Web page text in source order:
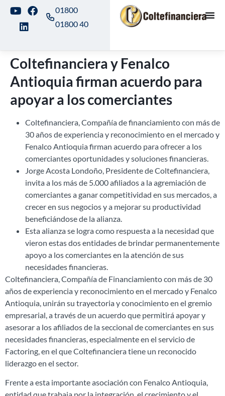
01800
01800 40
Coltefinanciera y Fenalco
Antioquia firman acuerdo para
apoyar a los comerciantes
Coltefinanciera, Compañía de financiamiento con más de
30 años de experiencia y reconocimiento en el mercado y
Fenalco Antioquia firman acuerdo para ofrecer a los
comerciantes oportunidades y soluciones financieras.
Jorge Acosta Londoño, Presidente de Coltefinanciera,
invita a los más de 5.000 afiliados a la agremiación de
comerciantes a ganar competitividad en sus mercados, a
crecer en sus negocios y a mejorar su productividad
beneficiándose de la alianza.
Esta alianza se logra como respuesta a la necesidad que
vieron estas dos entidades de brindar permanentemente
apoyo a los comerciantes en la atención de sus
necesidades financieras.
Coltefinanciera, Compañía de Financiamiento con más de 30
años de experiencia y reconocimiento en el mercado y Fenalco
Antioquia, unirán su trayectoria y conocimiento en el gremio
empresarial, a través de un acuerdo que permitirá apoyar y
asesorar a los afiliados de la seccional de comerciantes en sus
necesidades financieras, especialmente en el servicio de
Factoring, en el que Coltefinanciera tiene un reconocido
liderazgo en el sector.
Frente a esta importante asociación con Fenalco Antioquia,